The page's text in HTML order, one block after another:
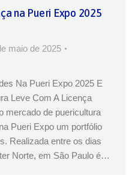
na Pueri Expo 2025
maio de 2025
Na Pueri Expo 2025 E
Leve Com A Licença
mercado de puericultura
Pueri Expo um portfólio
Realizada entre os dias
Norte, em São Paulo é…